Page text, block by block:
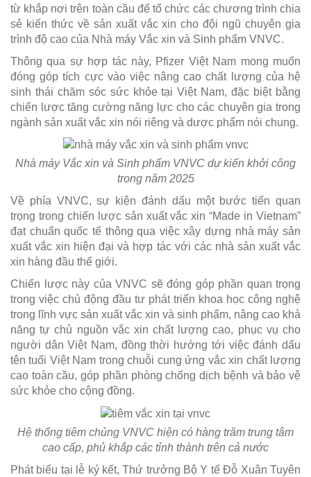
từ khắp nơi trên toàn cầu để tổ chức các chương trình chia
sẻ kiến thức về sản xuất vắc xin cho đội ngũ chuyên gia
trình độ cao của Nhà máy Vắc xin và Sinh phẩm VNVC.
Thông qua sự hợp tác này, Pfizer Việt Nam mong muốn
đóng góp tích cực vào việc nâng cao chất lượng của hệ
sinh thái chăm sóc sức khỏe tại Việt Nam, đặc biệt bằng
chiến lược tăng cường năng lực cho các chuyên gia trong
ngành sản xuất vắc xin nói riêng và dược phẩm nói chung.
Nhà máy Vắc xin và Sinh phẩm VNVC dự kiến khởi công
trong năm 2025
Về phía VNVC, sự kiện đánh dấu một bước tiến quan
trọng trong chiến lược sản xuất vắc xin “Made in Vietnam”
đạt chuẩn quốc tế thông qua việc xây dựng nhà máy sản
xuất vắc xin hiện đại và hợp tác với các nhà sản xuất vắc
xin hàng đầu thế giới.
Chiến lược này của VNVC sẽ đóng góp phần quan trọng
trong việc chủ động đầu tư phát triển khoa học công nghệ
trong lĩnh vực sản xuất vắc xin và sinh phẩm, nâng cao khả
năng tự chủ nguồn vắc xin chất lượng cao, phục vụ cho
người dân Việt Nam, đồng thời hướng tới việc đánh dấu
tên tuổi Việt Nam trong chuỗi cung ứng vắc xin chất lượng
cao toàn cầu, góp phần phòng chống dịch bệnh và bảo vệ
sức khỏe cho cộng đồng.
Hệ thống tiêm chủng VNVC hiện có hàng trăm trung tâm
cao cấp, phủ khắp các tỉnh thành trên cả nước
Phát biểu tại lễ ký kết, Thứ trưởng Bộ Y tế Đỗ Xuân Tuyên